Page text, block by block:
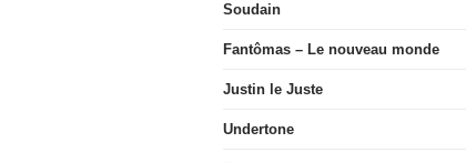
Soudain
Fantômas – Le nouveau monde
Justin le Juste
Undertone